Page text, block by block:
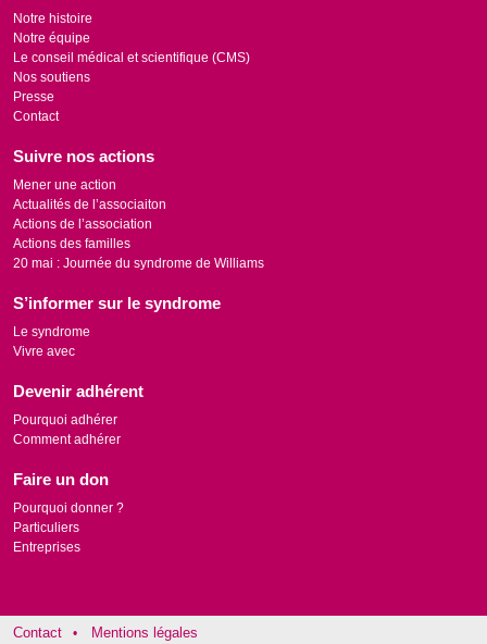
Notre histoire
Notre équipe
Le conseil médical et scientifique (CMS)
Nos soutiens
Presse
Contact
Suivre nos actions
Mener une action
Actualités de l’associaiton
Actions de l’association
Actions des familles
20 mai : Journée du syndrome de Williams
S’informer sur le syndrome
Le syndrome
Vivre avec
Devenir adhérent
Pourquoi adhérer
Comment adhérer
Faire un don
Pourquoi donner ?
Particuliers
Entreprises
Contact Mentions légales